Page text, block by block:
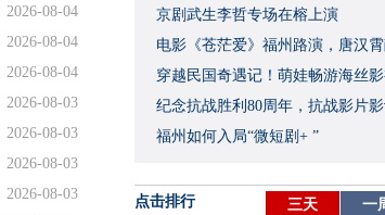
2026-08-04
2026-08-04
2026-08-04
2026-08-03
2026-08-03
2026-08-03
2026-08-03
破
京剧武生李哲专场在榕上演
电影《苍茫爱》福州路演，唐汉
穿越民国奇遇记！萌娃畅游海丝
纪念抗战胜利80周年，抗战影片
福州如何入局“微短剧+ ”
点击排行 三天 一